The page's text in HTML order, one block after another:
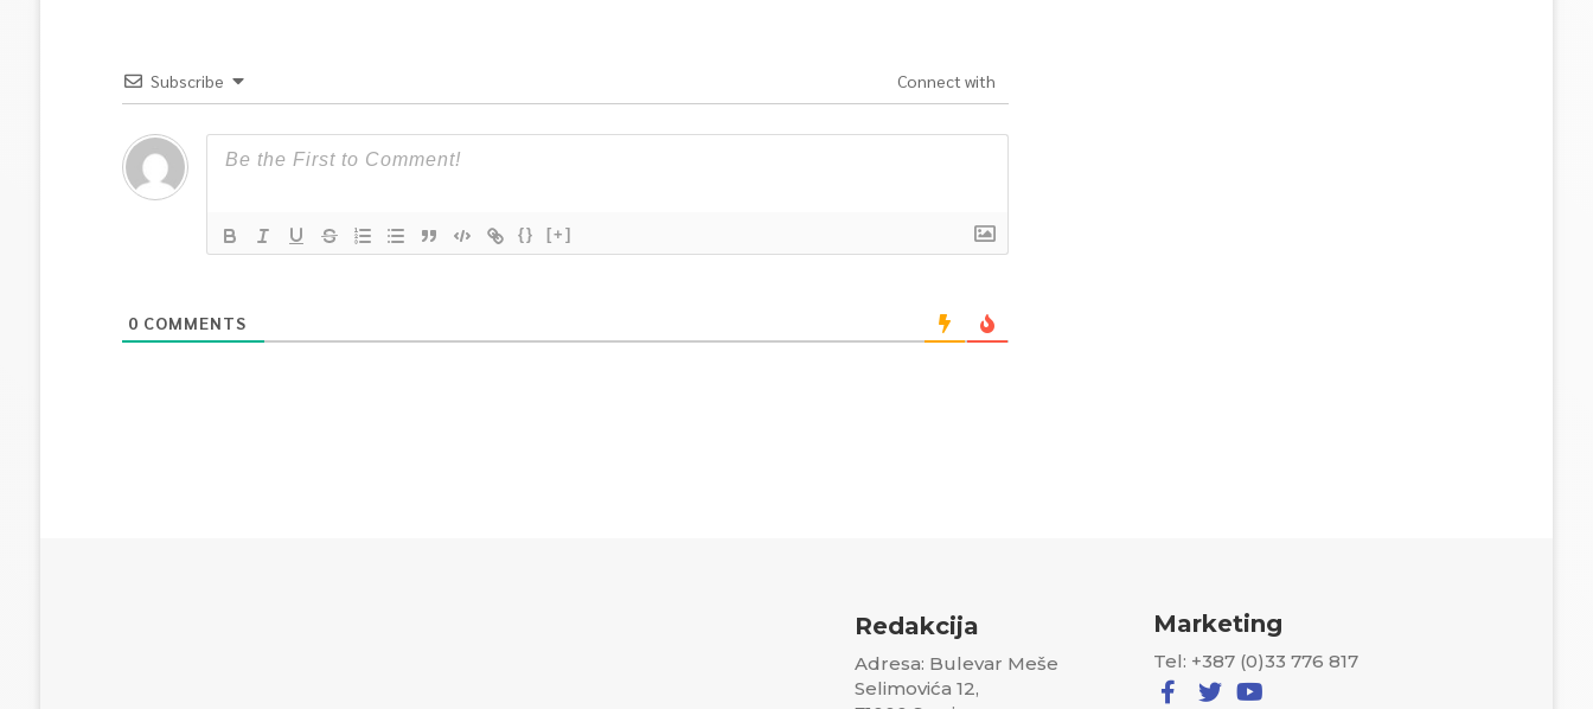
Subscribe Connect with
{} [+]
0 COMMENTS
Redakcija
Adresa: Bulevar Meše
Selimovića 12,
Marketing
Tel: +387 (0)33 776 817